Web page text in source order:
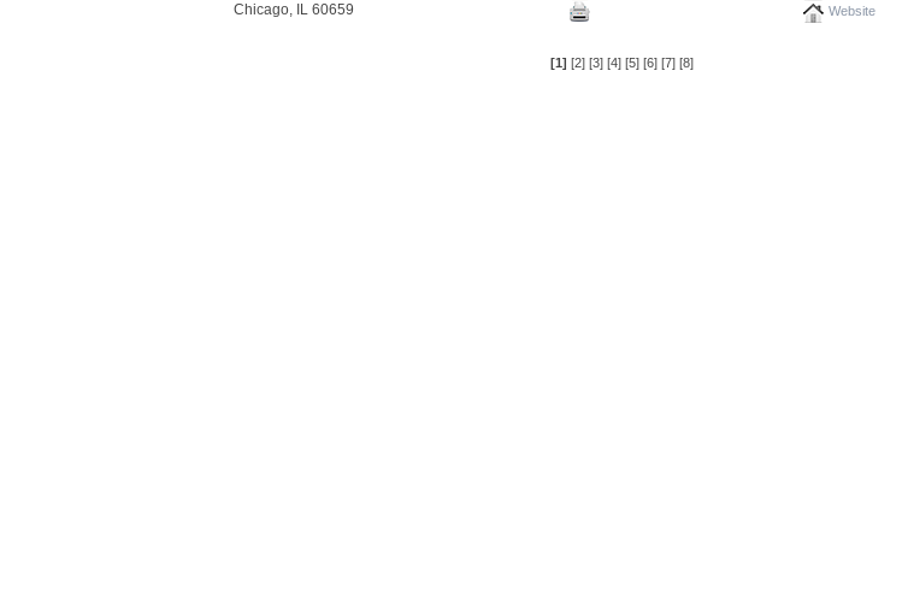
Chicago, IL 60659
Website
[1] [2] [3] [4] [5] [6] [7] [8]